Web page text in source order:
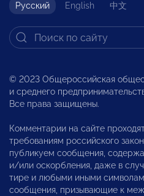
Русский English 中文
© 2023 Общероссийская
и среднего
Все права защищены.
Комментарии на сайте
требованиям российского
публикуем сообщения,
и/или оскорбления, даже в
тире и любыми иными
сообщения, призывающие к